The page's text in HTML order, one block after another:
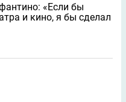
«Если бы
и кино, я бы сделал